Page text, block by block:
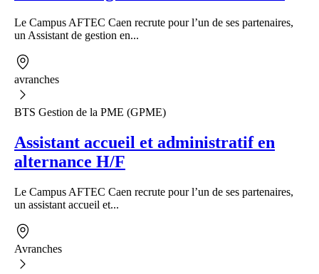
Le Campus AFTEC Caen recrute pour l’un de ses partenaires,
un Assistant de gestion en...
avranches
BTS Gestion de la PME (GPME)
Assistant accueil et administratif en
alternance H/F
Le Campus AFTEC Caen recrute pour l’un de ses partenaires,
un assistant accueil et...
Avranches